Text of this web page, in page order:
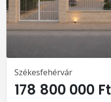
Székesfehérvár
178 800 000 Ft